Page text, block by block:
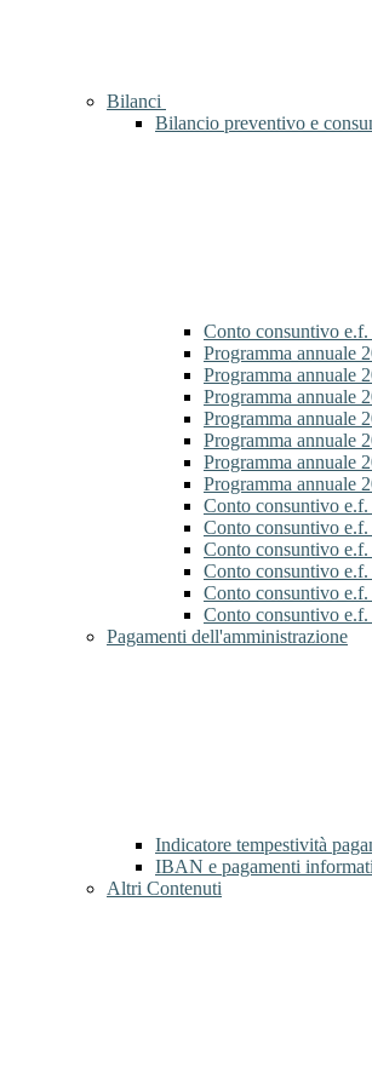
Bilanci
Bilancio preventivo e
Conto consuntivo
Programma annuale
Programma annuale
Programma annuale
Programma annuale
Programma annuale
Programma annuale
Programma annuale
Conto consuntivo
Conto consuntivo
Conto consuntivo
Conto consuntivo
Conto consuntivo
Conto consuntivo e.f.
Pagamenti dell'amministrazione
Indicatore tempestività
IBAN e pagamenti
Altri Contenuti